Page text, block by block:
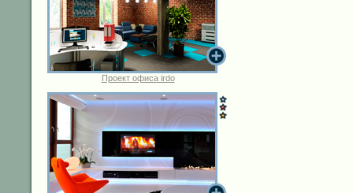
Проект офиса irdo